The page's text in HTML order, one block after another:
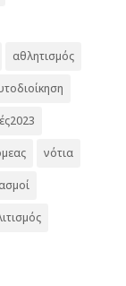
αθλητισμός
νότια